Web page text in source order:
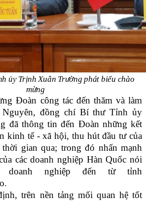
ủy Trịnh Xuân Trường phát biểu chào
mừng
Đoàn công tác đến thăm và làm
đồng chí Bí thư Tỉnh ủy
đã thông tin đến Đoàn những kết
kinh tế - xã hội, thu hút đầu tư của
gian qua; trong đó nhấn mạnh
các doanh nghiệp Hàn Quốc nói
doanh nghiệp đến từ tỉnh
trên nền tảng mối quan hệ tốt